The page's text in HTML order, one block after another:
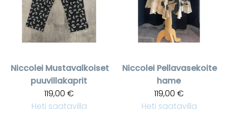
Niccolei Mustavalkoiset
puuvillakaprit
119,00 €
Heti saatavilla
Niccolei Pellavasekoite
hame
119,00 €
Heti saatavilla